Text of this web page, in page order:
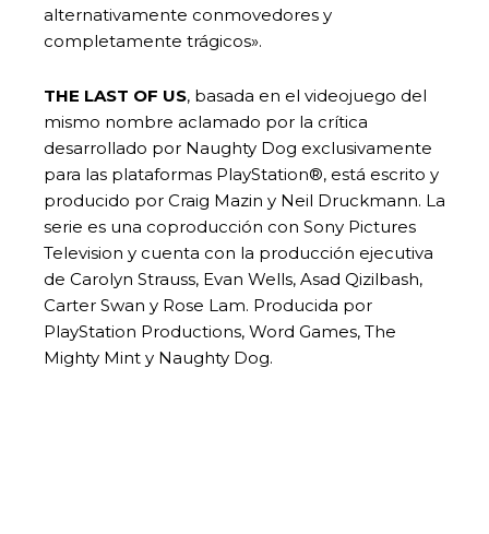
alternativamente conmovedores y
completamente trágicos».
THE LAST OF US, basada en el videojuego del
mismo nombre aclamado por la crítica
desarrollado por Naughty Dog exclusivamente
para las plataformas PlayStation®, está escrito y
producido por Craig Mazin y Neil Druckmann. La
serie es una coproducción con Sony Pictures
Television y cuenta con la producción ejecutiva
de Carolyn Strauss, Evan Wells, Asad Qizilbash,
Carter Swan y Rose Lam. Producida por
PlayStation Productions, Word Games, The
Mighty Mint y Naughty Dog.